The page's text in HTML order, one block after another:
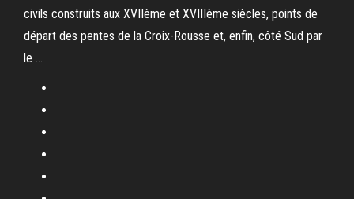
civils construits aux XVIIème et XVIIIème siècles, points de
départ des pentes de la Croix-Rousse et, enfin, côté Sud par
le …